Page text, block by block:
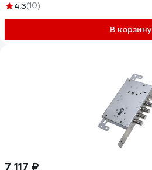
4.3(10)
В корзину
7 117 ₽